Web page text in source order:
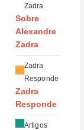
Zadra
Sobre
Alexandre
Zadra
Zadra
Responde
Zadra
Responde
Artigos